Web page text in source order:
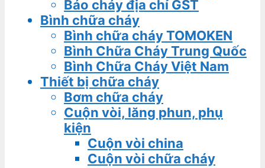
Báo cháy địa chỉ GST
Bình chữa cháy
Bình chữa cháy TOMOKEN
Bình Chữa Cháy Trung Quốc
Bình Chữa Cháy Việt Nam
Thiết bị chữa cháy
Bơm chữa cháy
Cuộn vòi, lăng phun, phụ
kiện
Cuộn vòi china
Cuộn vòi chữa cháy